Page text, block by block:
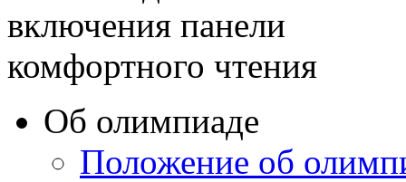
Об олимпиаде
Положение об